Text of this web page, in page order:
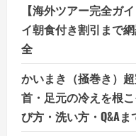
【海外ツアー完全ガ
イ朝食付き割引まで
全
かいまき（掻巻き）
首・足元の冷えを根
び方・洗い方・Q&Aま